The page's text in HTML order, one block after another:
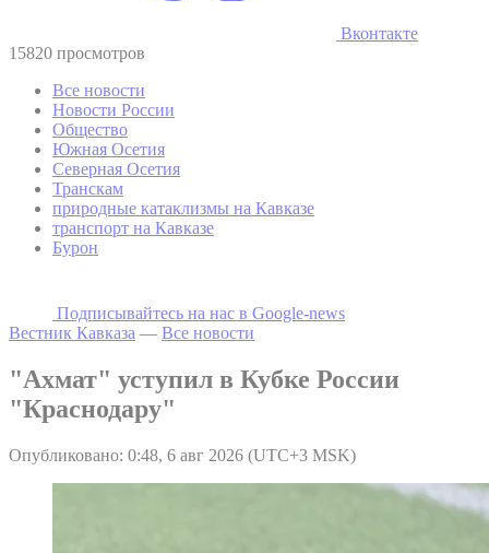
Вконтакте
15820 просмотров
Все новости
Новости России
Общество
Южная Осетия
Северная Осетия
Транскам
природные катаклизмы на Кавказе
транспорт на Кавказе
Бурон
Подписывайтесь на наc в Google-news
Вестник Кавказа — Все новости
"Ахмат" уступил в Кубке России
"Краснодару"
Опубликовано: 0:48, 6 авг 2026 (UTC+3 MSK)